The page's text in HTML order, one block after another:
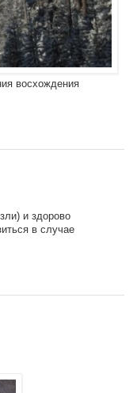
восхождения
и здорово
в случае